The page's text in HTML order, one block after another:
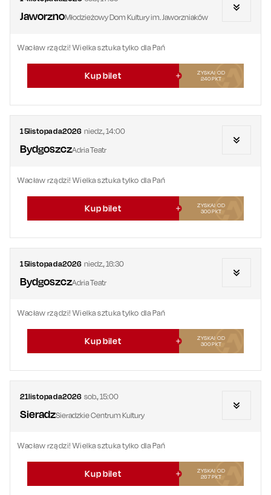
JaworznoMłodzieżowy Dom Kultury im. Jaworzniaków
Wacław rządzi! Wielka sztuka tylko dla Pań
Kup bilet
ZYSKAJ OD
240PKT
15listopada2026 niedz.,14:00
BydgoszczAdria Teatr
Wacław rządzi! Wielka sztuka tylko dla Pań
Kup bilet
ZYSKAJ OD
300PKT
15listopada2026 niedz.,16:30
BydgoszczAdria Teatr
Wacław rządzi! Wielka sztuka tylko dla Pań
Kup bilet
ZYSKAJ OD
300PKT
21listopada2026 sob.,15:00
SieradzSieradzkie Centrum Kultury
Wacław rządzi! Wielka sztuka tylko dla Pań
Kup bilet
ZYSKAJ OD
267PKT